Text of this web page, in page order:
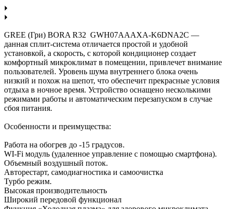
GREE (Гри) BORA R32 GWH07AAAXA-K6DNA2C —
данная сплит-система отличается простой и удобной
установкой, а скорость, с которой кондиционер создает
комфортный микроклимат в помещении, привлечет внимание
пользователей. Уровень шума внутреннего блока очень
низкий и похож на шепот, что обеспечит прекрасные условия
отдыха в ночное время. Устройство оснащено несколькими
режимами работы и автоматическим перезапуском в случае
сбоя питания.
Особенности и преимущества:
Работа на обогрев до -15 градусов.
WI-Fi модуль (удаленное управление с помощью смартфона).
Объемный воздушный поток.
Авторестарт, самодиагностика и самоочистка
Турбо режим.
Высокая производительность
Широкий передовой функционал